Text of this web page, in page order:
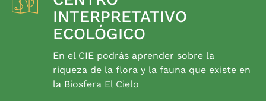
INTERPRETATIVO
ECOLÓGICO
En el CIE podrás aprender sobre la
riqueza de la flora y la fauna que existe en
la Biosfera El Cielo